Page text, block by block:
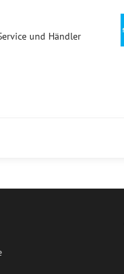
und Händler